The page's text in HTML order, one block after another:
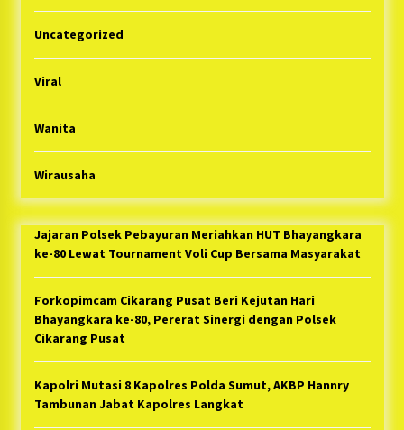
Uncategorized
Viral
Wanita
Wirausaha
Jajaran Polsek Pebayuran Meriahkan HUT Bhayangkara
ke-80 Lewat Tournament Voli Cup Bersama Masyarakat
Forkopimcam Cikarang Pusat Beri Kejutan Hari
Bhayangkara ke-80, Pererat Sinergi dengan Polsek
Cikarang Pusat
Kapolri Mutasi 8 Kapolres Polda Sumut, AKBP Hannry
Tambunan Jabat Kapolres Langkat